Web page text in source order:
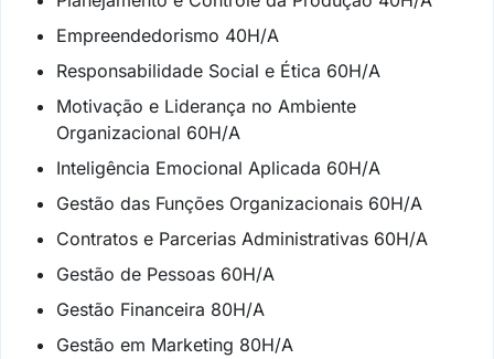
Empreendedorismo 40H/A
Responsabilidade Social e Ética 60H/A
Motivação e Liderança no Ambiente
Organizacional 60H/A
Inteligência Emocional Aplicada 60H/A
Gestão das Funções Organizacionais 60H/A
Contratos e Parcerias Administrativas 60H/A
Gestão de Pessoas 60H/A
Gestão Financeira 80H/A
Gestão em Marketing 80H/A